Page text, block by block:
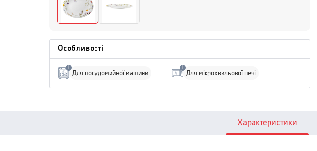
Особливості
i
Для посудомийної машини
i
Для мікрохвильової печі
Характеристики